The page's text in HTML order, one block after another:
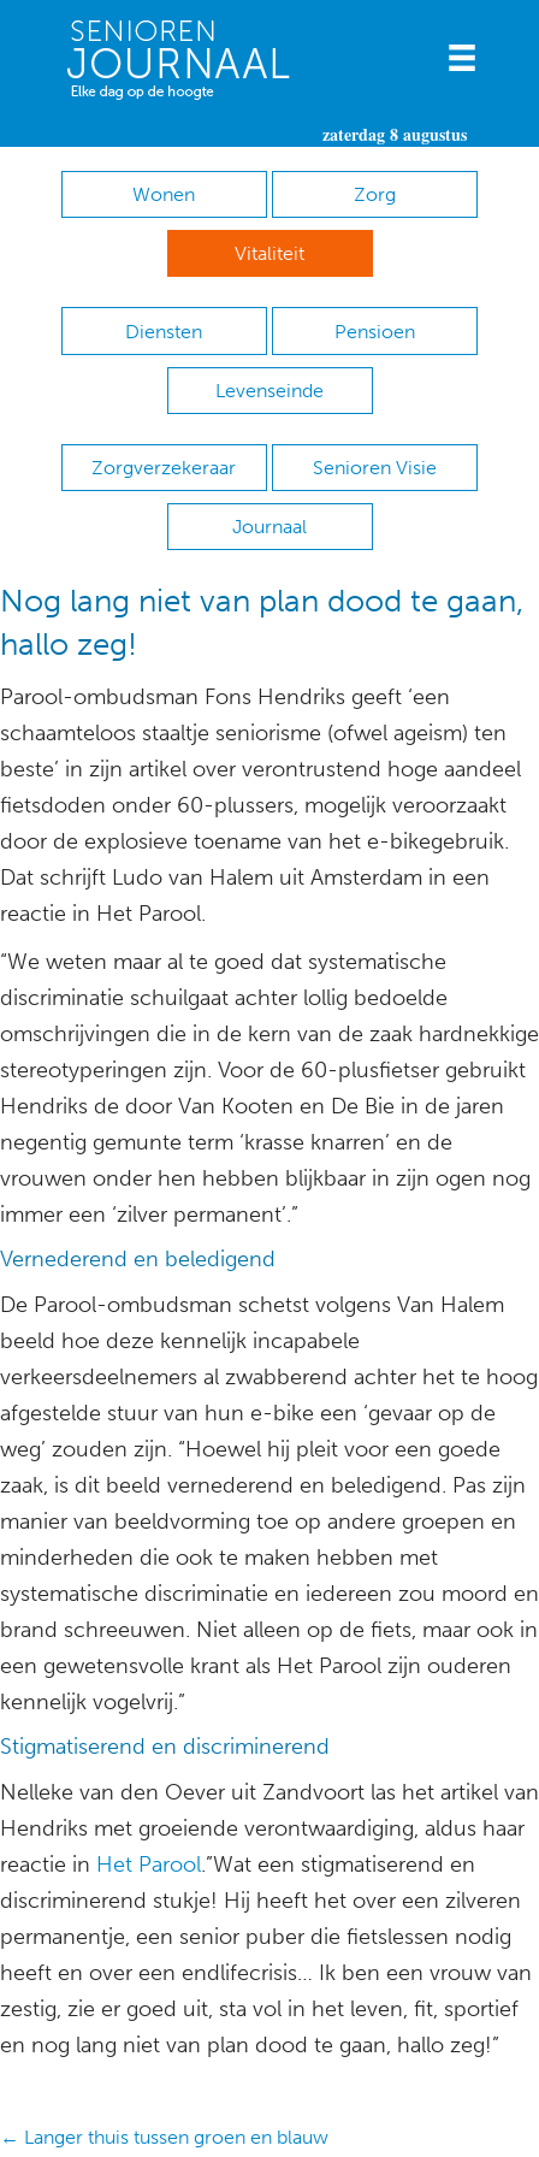
zaterdag 8 augustus
Wonen Zorg
Vitaliteit
Diensten Pensioen
Levenseinde
Zorgverzekeraar Senioren Visie
Journaal
Nog lang niet van plan dood te gaan,
hallo zeg!
Parool-ombudsman Fons Hendriks geeft ‘een
schaamteloos staaltje seniorisme (ofwel ageism) ten
beste’ in zijn artikel over verontrustend hoge aandeel
fietsdoden onder 60-plussers, mogelijk veroorzaakt
door de explosieve toename van het e-bikegebruik.
Dat schrijft Ludo van Halem uit Amsterdam in een
reactie in Het Parool.
“We weten maar al te goed dat systematische
discriminatie schuilgaat achter lollig bedoelde
omschrijvingen die in de kern van de zaak hardnekkige
stereotyperingen zijn. Voor de 60-plusfietser gebruikt
Hendriks de door Van Kooten en De Bie in de jaren
negentig gemunte term ‘krasse knarren’ en de
vrouwen onder hen hebben blijkbaar in zijn ogen nog
immer een ‘zilver permanent’.”
Vernederend en beledigend
De Parool-ombudsman schetst volgens Van Halem
beeld hoe deze kennelijk incapabele
verkeersdeelnemers al zwabberend achter het te hoog
afgestelde stuur van hun e-bike een ‘gevaar op de
weg’ zouden zijn. “Hoewel hij pleit voor een goede
zaak, is dit beeld vernederend en beledigend. Pas zijn
manier van beeldvorming toe op andere groepen en
minderheden die ook te maken hebben met
systematische discriminatie en iedereen zou moord en
brand schreeuwen. Niet alleen op de fiets, maar ook in
een gewetensvolle krant als Het Parool zijn ouderen
kennelijk vogelvrij.”
Stigmatiserend en discriminerend
Nelleke van den Oever uit Zandvoort las het artikel van
Hendriks met groeiende verontwaardiging, aldus haar
reactie in Het Parool.”Wat een stigmatiserend en
discriminerend stukje! Hij heeft het over een zilveren
permanentje, een senior puber die fietslessen nodig
heeft en over een endlifecrisis… Ik ben een vrouw van
zestig, zie er goed uit, sta vol in het leven, fit, sportief
en nog lang niet van plan dood te gaan, hallo zeg!”
Posts
← Langer thuis tussen groen en blauw